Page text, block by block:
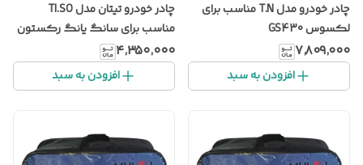
چادر خودرو مدل T.N مناسب برای
لکسوس GS430
۷٬۸۰۹٬۰۰۰
افزودن به سبد
چادر خودرو تیتان مدل TI.SO
مناسب برای سانگ یانگ رکستون
۴٬۳۵۰٬۰۰۰
افزودن به سبد